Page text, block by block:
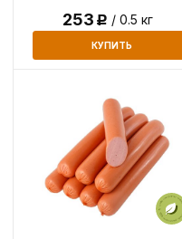
253Р / 0.5 кг
КУПИТЬ